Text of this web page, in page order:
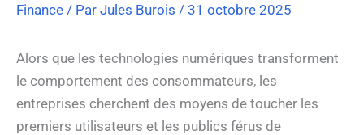
Finance / Par Jules Burois / 31 octobre 2025
Alors que les technologies numériques transforment
le comportement des consommateurs, les
entreprises cherchent des moyens de toucher les
premiers utilisateurs et les publics férus de